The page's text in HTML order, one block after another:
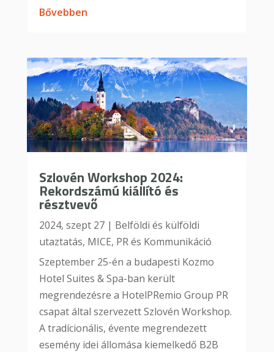
bővebben
Szlovén Workshop 2024:
Rekordszámú kiállító és
résztvevő
2024, szept 27| Belföldi és külföldi
utaztatás, MICE, PR és Kommunikáció
Szeptember 25-én a budapesti Kozmo
Hotel Suites & Spa-ban került
megrendezésre a HotelPRemio Group PR
csapat által szervezett Szlovén Workshop.
A tradícionális, évente megrendezett
esemény idei állomása kiemelkedő B2B